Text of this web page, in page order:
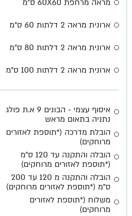
מראה מרחפת 60X60 ס״מ
ארונית מראה 2 דלתות 60 ס"מ
ארונית מראה 2 דלתות 80 ס"מ
ארונית מראה 2 דלתות 100 ס"מ
איסוף עצמי - הבונים 9 א.ת פולג
נתניה בתאום מראש
הובלת מדרכה (*תוספת לאזורים
מרוחקים)
הובלה והתקנה עד 120 ס"מ
(*תוספת לאזורים מרוחקים)
הובלה והתקנה מ 120 עד 200
ס"מ (*תוספת לאזורים מרוחקים)
משלוח (*תוספת לאזורים
מרוחקים)